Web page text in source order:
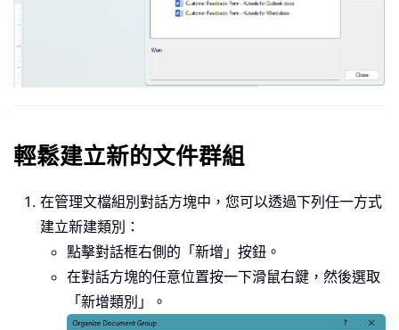
輕鬆建立新的文件群組
在管理文檔組別對話方塊中，您可以透過下列任一方式
建立新建類別：
點擊對話框右側的「新增」按鈕。
在對話方塊的任意位置按一下滑鼠右鍵，然後選取
「新增類別」。